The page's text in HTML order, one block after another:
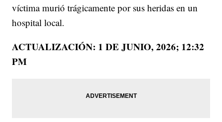
víctima murió trágicamente por sus heridas en un
hospital local.
ACTUALIZACIÓN: 1 DE JUNIO, 2026; 12:32
PM